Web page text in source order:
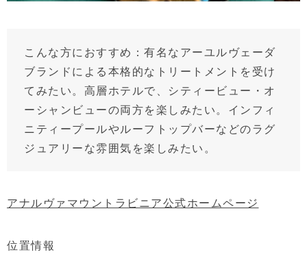
こんな方におすすめ：有名なアーユルヴェーダ
ブランドによる本格的なトリートメントを受け
てみたい。高層ホテルで、シティービュー・オ
ーシャンビューの両方を楽しみたい。インフィ
ニティープールやルーフトップバーなどのラグ
ジュアリーな雰囲気を楽しみたい。
アナルヴァマウントラビニア公式ホームページ
位置情報